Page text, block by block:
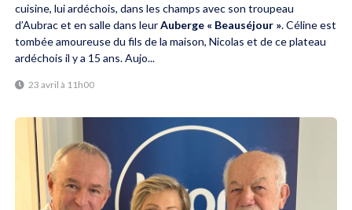
cuisine, lui ardéchois, dans les champs avec son troupeau
d’Aubrac et en salle dans leurAuberge « Beauséjour ». Céline est
tombée amoureuse du fils de la maison, Nicolas et de ce plateau
ardéchois il y a 15 ans. Aujo...
23 avril à 11h00